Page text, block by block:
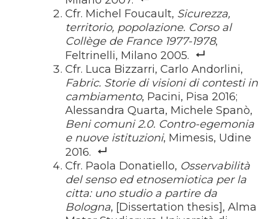
Cfr. Michel Foucault, Sicurezza,
territorio, popolazione. Corso al
Collège de France 1977-1978,
Feltrinelli, Milano 2005.
Cfr. Luca Bizzarri, Carlo Andorlini,
Fabric. Storie di visioni di contesti in
cambiamento, Pacini, Pisa 2016;
Alessandra Quarta, Michele Spanò,
Beni comuni 2.0. Contro-egemonia
e nuove istituzioni, Mimesis, Udine
2016.
Cfr. Paola Donatiello, Osservabilità
del senso ed etnosemiotica per la
citta: uno studio a partire da
Bologna, [Dissertation thesis], Alma